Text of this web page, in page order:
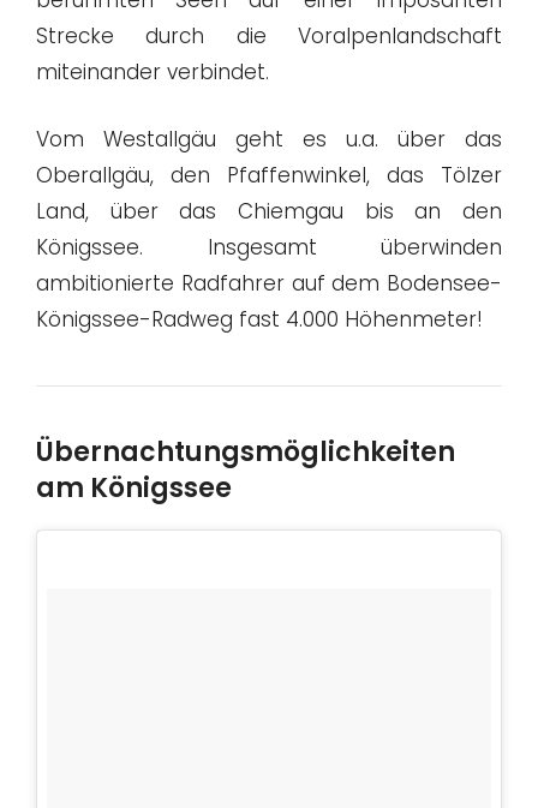
Strecke durch die Voralpenlandschaft
miteinander verbindet.
Vom Westallgäu geht es u.a. über das
Oberallgäu, den Pfaffenwinkel, das Tölzer
Land, über das Chiemgau bis an den
Königssee. Insgesamt überwinden
ambitionierte Radfahrer auf dem Bodensee-
Königssee-Radweg fast 4.000 Höhenmeter!
Übernachtungsmöglichkeiten
am Königssee